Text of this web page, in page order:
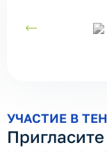
УЧАСТИЕ В